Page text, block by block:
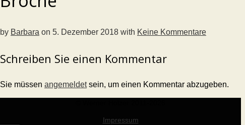
by Barbara on 5. Dezember 2018 with Keine Kommentare
Schreiben Sie einen Kommentar
Sie müssen angemeldetsein, um einen Kommentar abzugeben.
Impressum